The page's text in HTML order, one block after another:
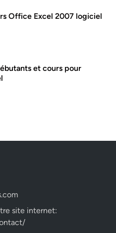
Office Excel 2007 logiciel
et cours pour
site internet: